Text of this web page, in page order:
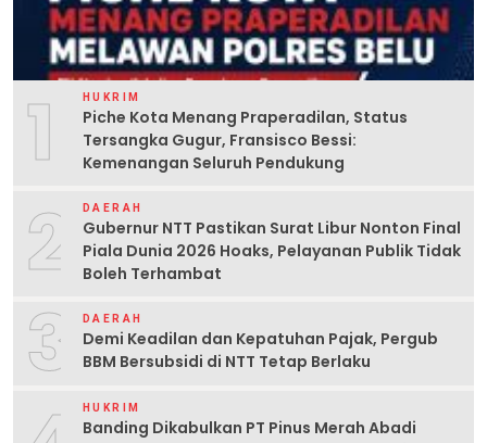
1 HUKRIM
Piche Kota Menang Praperadilan, Status
Tersangka Gugur, Fransisco Bessi:
Kemenangan Seluruh Pendukung
2 DAERAH
Gubernur NTT Pastikan Surat Libur Nonton Final
Piala Dunia 2026 Hoaks, Pelayanan Publik Tidak
Boleh Terhambat
3 DAERAH
Demi Keadilan dan Kepatuhan Pajak, Pergub
BBM Bersubsidi di NTT Tetap Berlaku
HUKRIM
Banding Dikabulkan PT Pinus Merah Abadi